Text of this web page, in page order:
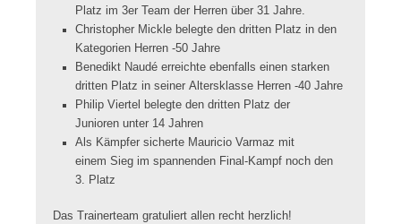
Platz im 3er Team der Herren über 31 Jahre.
Christopher Mickle belegte den dritten Platz in den
Kategorien Herren -50 Jahre
Benedikt Naudé erreichte ebenfalls einen starken
dritten Platz in seiner Altersklasse Herren -40 Jahre
Philip Viertel belegte den dritten Platz der
Junioren unter 14 Jahren
Als Kämpfer sicherte Mauricio Varmaz mit
einem Sieg im spannenden Final-Kampf noch den
3. Platz
Das Trainerteam gratuliert allen recht herzlich!